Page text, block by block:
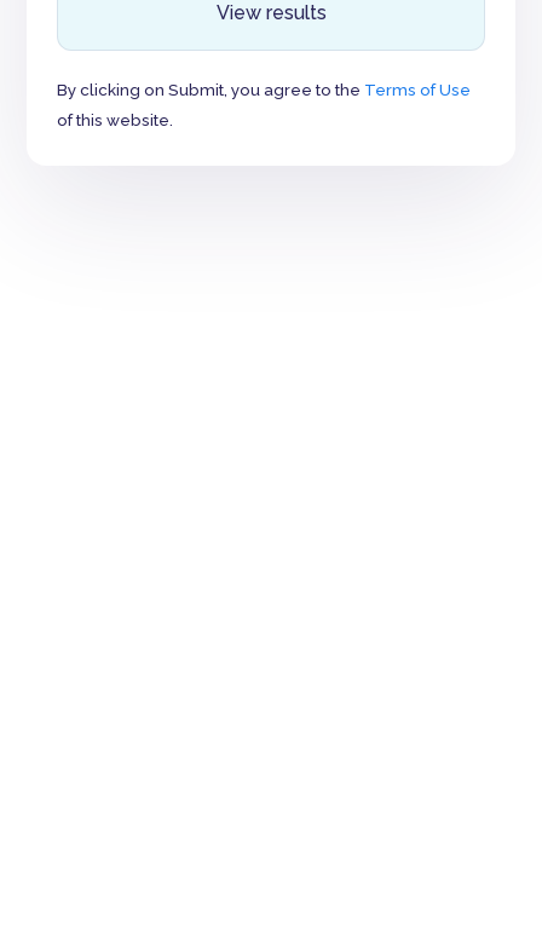
View results
By clicking on Submit, you agree to the Terms of Use
of this website.